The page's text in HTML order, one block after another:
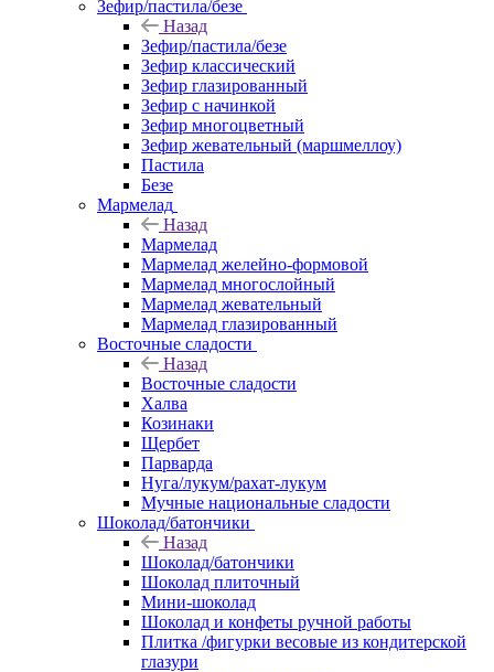
Зефир/пастила/безе
Назад
Зефир/пастила/безе
Зефир классический
Зефир глазированный
Зефир с начинкой
Зефир многоцветный
Зефир жевательный (маршмеллоу)
Пастила
Безе
Мармелад
Назад
Мармелад
Мармелад желейно-формовой
Мармелад многослойный
Мармелад жевательный
Мармелад глазированный
Восточные сладости
Назад
Восточные сладости
Халва
Козинаки
Щербет
Парварда
Нуга/лукум/рахат-лукум
Мучные национальные сладости
Шоколад/батончики
Назад
Шоколад/батончики
Шоколад плиточный
Мини-шоколад
Шоколад и конфеты ручной работы
Плитка /фигурки весовые из кондитерской
глазури